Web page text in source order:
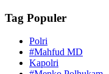
Tag Populer
Polri
#Mahfud MD
Kapolri